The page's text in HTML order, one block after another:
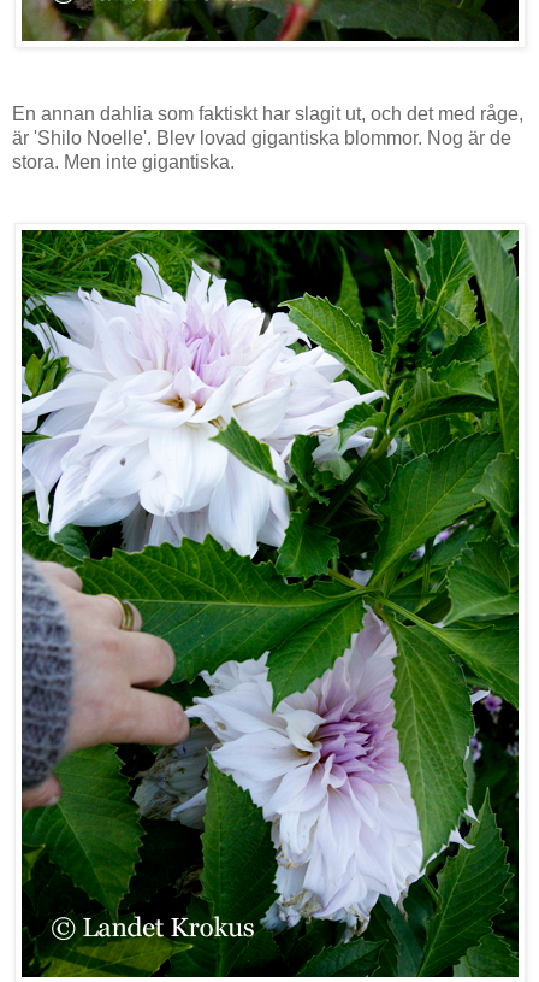
En annan dahlia som faktiskt har slagit ut, och det med råge,
är 'Shilo Noelle'. Blev lovad gigantiska blommor. Nog är de
stora. Men inte gigantiska.